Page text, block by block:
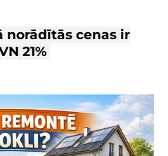
norādītās cenas ir
21%